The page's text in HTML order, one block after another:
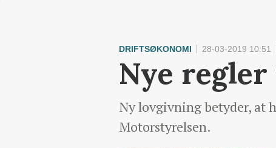
DRIFTSØKONOMI 28-03-2019 10:51
Nye
Ny lovgivning betyder, at
Motorstyrelsen.